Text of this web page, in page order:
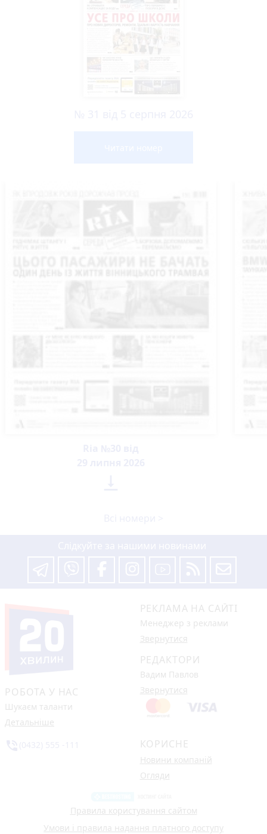
РОБОТА У НАС
Шукаєм таланти
Детальніше
РЕКЛАМА НА САЙТІ
Менеджер з реклами
Звернутися
РЕДАКТОРИ
Вадим Павлов
Звернутися
КОРИСНЕ
Новини компаній
Огляди
Правила користування сайтом
Умови і правила надання платного доступу